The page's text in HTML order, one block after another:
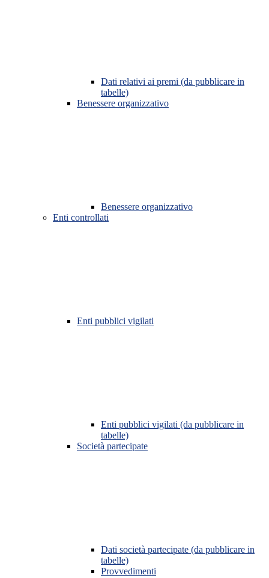
Dati relativi ai premi (da pubblicare in
tabelle)
Benessere organizzativo
Benessere organizzativo
Enti controllati
Enti pubblici vigilati
Enti pubblici vigilati (da pubblicare in
tabelle)
Società partecipate
Dati società partecipate (da pubblicare in
tabelle)
Provvedimenti